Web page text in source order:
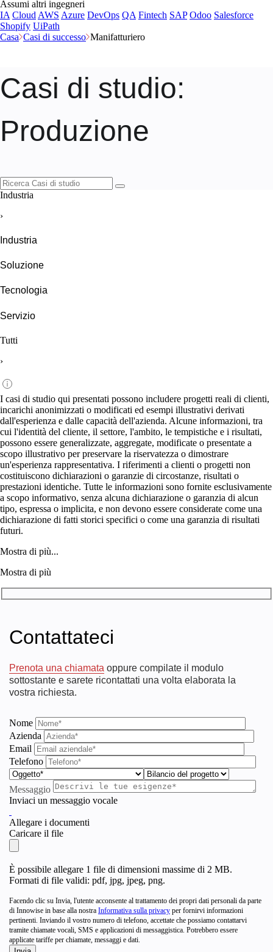
Assumi altri ingegneri
IA Cloud AWS Azure DevOps QA Fintech SAP Odoo Salesforce
Shopify UiPath
Casa Casi di successo Manifatturiero
Casi di studio:
Produzione
Industria
›
Industria
Soluzione
Tecnologia
Servizio
Tutti
›
I casi di studio qui presentati possono includere progetti reali di clienti,
incarichi anonimizzati o modificati ed esempi illustrativi derivati
dall'esperienza e dalle capacità dell'azienda. Alcune informazioni, tra
cui l'identità del cliente, il settore, l'ambito, le tempistiche e i risultati,
possono essere generalizzate, aggregate, modificate o presentate a
scopo illustrativo per preservare la riservatezza o dimostrare
un'esperienza rappresentativa. I riferimenti a clienti o progetti non
costituiscono dichiarazioni o garanzie di circostanze, risultati o
prestazioni identiche. Tutte le informazioni sono fornite esclusivamente
a scopo informativo, senza alcuna dichiarazione o garanzia di alcun
tipo, espressa o implicita, e non devono essere considerate come una
dichiarazione di fatti storici specifici o come una garanzia di risultati
futuri.
Mostra di più...
Mostra di più
Contattateci
Prenota una chiamata oppure compilate il modulo
sottostante e sarete ricontattati una volta elaborata la
vostra richiesta.
Nome
Azienda
Email
Telefono
Messaggio
Inviaci un messaggio vocale
Allegare i documenti
Caricare il file
È possibile allegare 1 file di dimensioni massime di 2 MB.
Formati di file validi: pdf, jpg, jpeg, png.
Facendo clic su Invia, l'utente acconsente al trattamento dei propri dati personali da parte
di Innowise in base alla nostra Informativa sulla privacy per fornirvi informazioni
pertinenti. Inviando il vostro numero di telefono, accettate che possiamo contattarvi
tramite chiamate vocali, SMS e applicazioni di messaggistica. Potrebbero essere
applicate tariffe per chiamate, messaggi e dati.